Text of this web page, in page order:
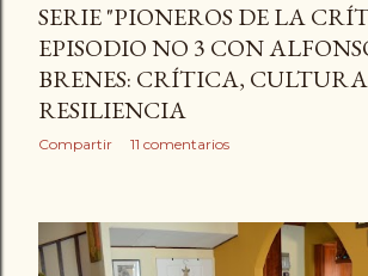
SERIE "PIONEROS DE LA
EPISODIO NO 3 CON
BRENES: CRÍTICA,
RESILIENCIA
Compartir 11 comentarios